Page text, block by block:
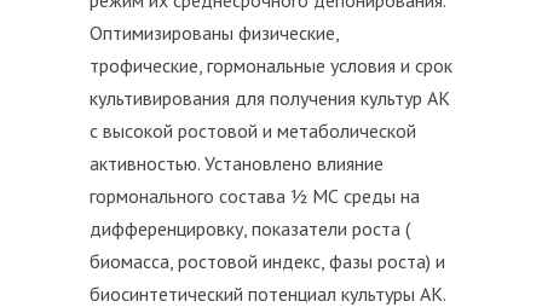
Оптимизированы физические,
трофические, гормональные условия и срок
культивирования для получения культур АК
с высокой ростовой и метаболической
активностью. Установлено влияние
гормонального состава ½ МС среды на
дифференцировку, показатели роста (
биомасса, ростовой индекс, фазы роста) и
биосинтетический потенциал культуры АК.